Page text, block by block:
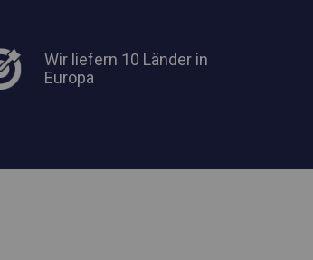
Wir liefern 10 Länder in
Europa